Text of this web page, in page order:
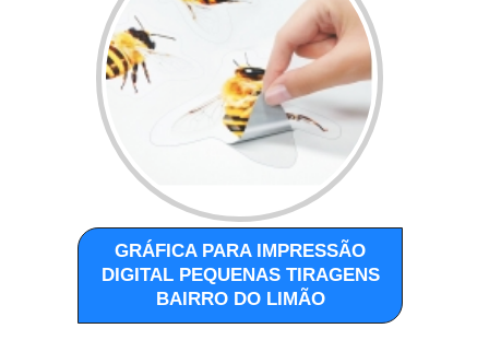
GRÁFICA PARA IMPRESSÃO
DIGITAL PEQUENAS TIRAGENS
BAIRRO DO LIMÃO